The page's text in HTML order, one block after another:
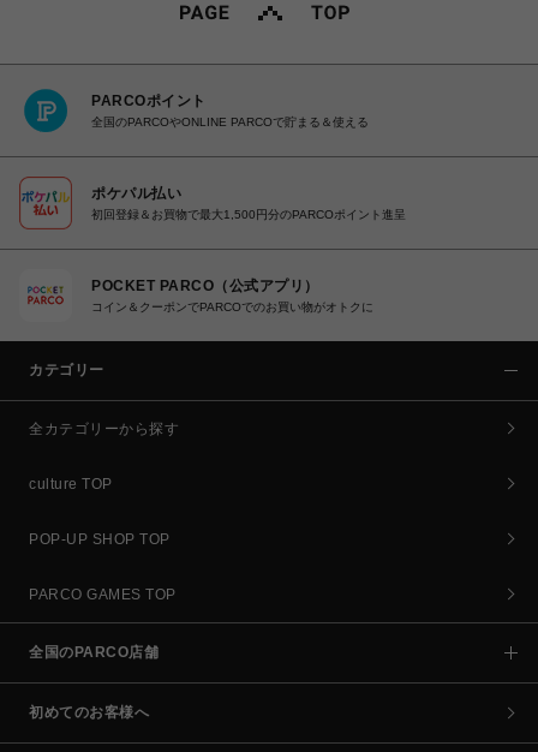
PARCOポイント
全国のPARCOやONLINE PARCOで貯まる＆使える
ポケパル払い
初回登録＆お買物で最大1,500円分のPARCOポイント進呈
POCKET PARCO（公式アプリ）
コイン＆クーポンでPARCOでのお買い物がオトクに
カテゴリー
全カテゴリーから探す
culture TOP
POP-UP SHOP TOP
PARCO GAMES TOP
全国のPARCO店舗
初めてのお客様へ